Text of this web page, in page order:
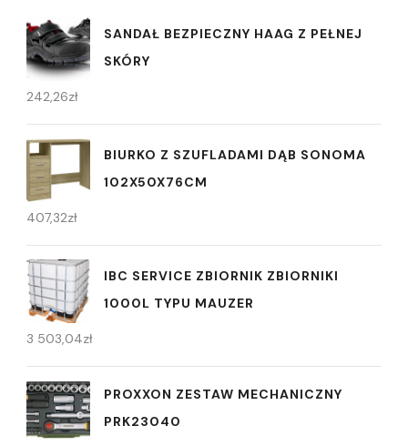
SANDAŁ BEZPIECZNY HAAG Z PEŁNEJ
SKÓRY
242,26zł
BIURKO Z SZUFLADAMI DĄB SONOMA
102X50X76CM
407,32zł
IBC SERVICE ZBIORNIK ZBIORNIKI
1000L TYPU MAUZER
3 503,04zł
PROXXON ZESTAW MECHANICZNY
PRK23040